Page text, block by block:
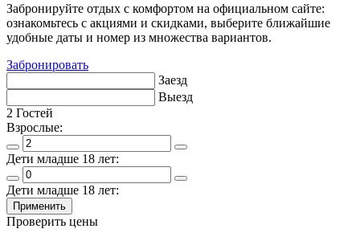
Забронируйте отдых с комфортом на официальном сайте:
ознакомьтесь с акциями и скидками, выберите ближайшие
удобные даты и номер из множества вариантов.
Забронировать
Заезд
Выезд
2 Гостей
Взрослые:
Дети младше 18 лет:
Дети младше 18 лет:
Применить
Проверить цены